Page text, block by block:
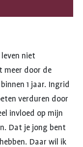
niet
meer door de
1 jaar. Ingrid
verduren door
invloed op mijn
Dat je jong bent
Daar wil ik